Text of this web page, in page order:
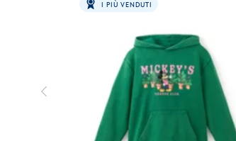
I PIÙ VENDUTI